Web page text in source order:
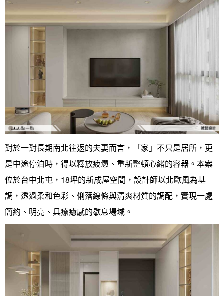
對於一對長期南北往返的夫妻而言，「家」不只是居所，更
是中途停泊時，得以釋放疲憊、重新整頓心緒的容器。本案
位於台中北屯，18坪的新成屋空間，設計師以北歐風為基
調，透過柔和色彩、俐落線條與清爽材質的調配，實現一處
簡約、明亮、具療癒感的歇息場域。
找設計師
如何使用點一點
我要裝潢
裝潢計算機
裝潢進階計算機
裝潢圖紙免費健檢
案例分享
類型
居家
商業空間
辦公室
其他
面積
小坪數
21~30坪
31~50坪
51坪以上
風格
現代
簡約
休閒
預算
150萬以內
151萬~250萬
人氣推薦
設計好手
台北市
新北市
桃園 新竹 竹北
台中
360環景體驗
你家我家 Podcast
虛擬線上裝潢
房屋仲介方案
裝潢輕鬆點
設計專欄
系統櫃
綠建材
居家風水
老屋翻新
全站搜尋
線上賞屋
台北市
徵設計師